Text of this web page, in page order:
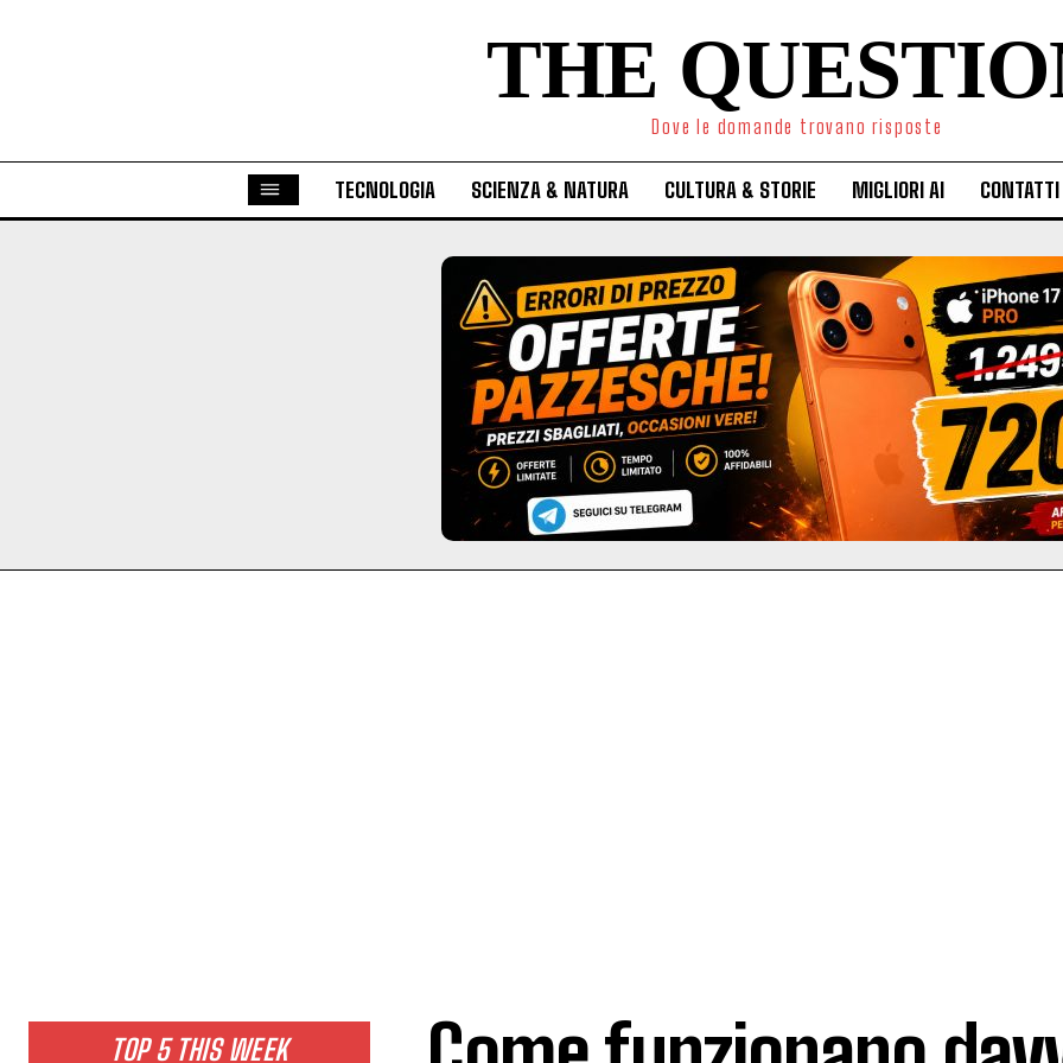
THE
Dove le domande trovano risposte
TECNOLOGIA SCIENZA & NATURA CULTURA & STORIE MIGLIORI AI CONTATTI
TOP 5 THIS WEEK